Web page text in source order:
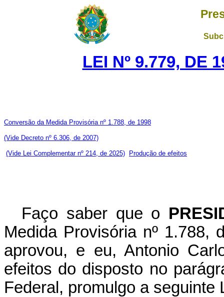
LEI Nº 9.779, DE
Conversão da Medida Provisória nº 1.788, de 1998
(Vide Decreto nº 6.306, de 2007)
(Vide Lei Complementar nº 214, de 2025) Produção de efeitos
Faço saber que o
Medida Provisória nº 1.788,
aprovou, e eu, Antonio
efeitos do disposto no
Federal, promulgo a seguinte